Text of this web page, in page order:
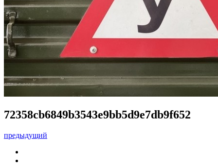
72358cb6849b3543e9bb5d9e7db9f652
предыдущий